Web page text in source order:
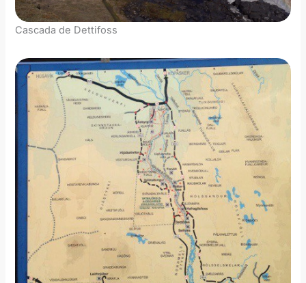
Cascada de Dettifoss